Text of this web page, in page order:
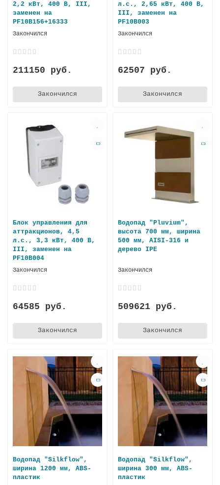
2,2 кВт, 400 В, III,
заменен на
PF10B156+16333
Закончился
211150 руб.
Закончился
л.с., 2,65 кВт, 400 В,
III, заменен на
PF10B003
Закончился
62507 руб.
Закончился
Блок управления для
аттракционов, 4,5
л.с., 3,3 кВт, 400 В,
III, заменен на
PF10B004
Закончился
64585 руб.
Закончился
Водопад "Pluvium",
высота 700 мм, ширина
500 мм, AISI-316 и
дерево IPE
Закончился
509621 руб.
Закончился
Водопад "Silkflow",
ширина 1200 мм, ABS-
пластик
Водопад "Silkflow",
ширина 300 мм, ABS-
пластик